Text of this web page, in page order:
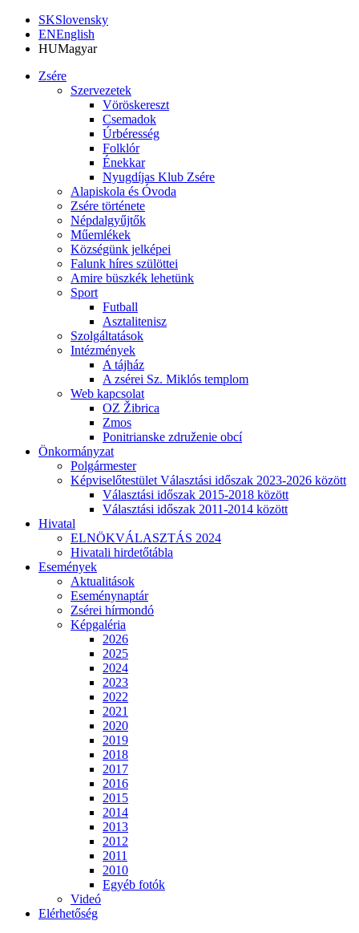
SKSlovensky
ENEnglish
HUMagyar
Zsére
Szervezetek
Vöröskereszt
Csemadok
Úrbéresség
Folklór
Énekkar
Nyugdíjas Klub Zsére
Alapiskola és Óvoda
Zsére története
Népdalgyűjtők
Műemlékek
Községünk jelképei
Falunk híres szülöttei
Amire büszkék lehetünk
Sport
Futball
Asztalitenisz
Szolgáltatások
Intézmények
A tájház
A zsérei Sz. Miklós templom
Web kapcsolat
OZ Žibrica
Zmos
Ponitrianske združenie obcí
Önkormányzat
Polgármester
Képviselőtestület Választási időszak 2023-2026 között
Választási időszak 2015-2018 között
Választási időszak 2011-2014 között
Hivatal
ELNÖKVÁLASZTÁS 2024
Hivatali hirdetőtábla
Események
Aktualitások
Eseménynaptár
Zsérei hírmondó
Képgaléria
2026
2025
2024
2023
2022
2021
2020
2019
2018
2017
2016
2015
2014
2013
2012
2011
2010
Egyéb fotók
Videó
Elérhetőség